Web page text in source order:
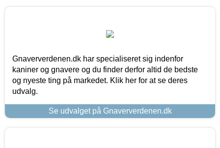
Gnaververdenen.dk har specialiseret sig indenfor
kaniner og gnavere og du finder derfor altid de bedste
og nyeste ting på markedet. Klik her for at se deres
udvalg.
Se udvalget på Gnaververdenen.dk